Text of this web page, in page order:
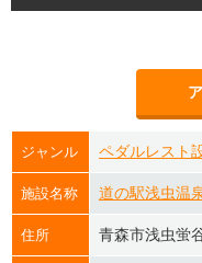
ジャンル ペダルレスト
施設名称 道の駅浅虫温
住所 青森市浅虫蛍